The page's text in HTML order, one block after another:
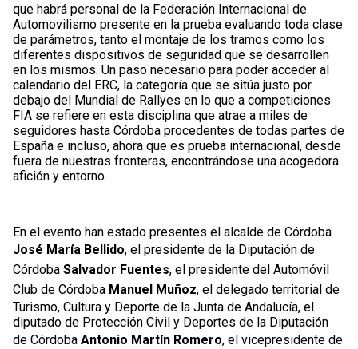
que habrá personal de la Federación Internacional de
Automovilismo presente en la prueba evaluando toda clase
de parámetros, tanto el montaje de los tramos como los
diferentes dispositivos de seguridad que se desarrollen
en los mismos. Un paso necesario para poder acceder al
calendario del ERC, la categoría que se sitúa justo por
debajo del Mundial de Rallyes en lo que a competiciones
FIA se refiere en esta disciplina que atrae a miles de
seguidores hasta Córdoba procedentes de todas partes de
España e incluso, ahora que es prueba internacional, desde
fuera de nuestras fronteras, encontrándose una acogedora
afición y entorno.
En el evento han estado presentes el alcalde de Córdoba
José María Bellido, el presidente de la Diputación de
Córdoba Salvador Fuentes, el presidente del Automóvil
Club de Córdoba Manuel Muñoz, el delegado territorial de
Turismo, Cultura y Deporte de la Junta de Andalucía, el
diputado de Protección Civil y Deportes de la Diputación
de Córdoba Antonio Martín Romero, el vicepresidente de